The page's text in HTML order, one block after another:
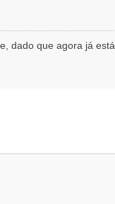
dado que agora já